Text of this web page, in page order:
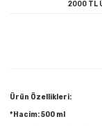
2000 TL
Ürün Özellikleri:
*Hacim: 500 ml